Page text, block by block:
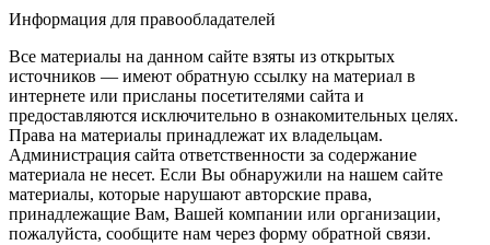
Информация для правообладателей
Все материалы на данном сайте взяты из открытых
источников — имеют обратную ссылку на материал в
интернете или присланы посетителями сайта и
предоставляются исключительно в ознакомительных целях.
Права на материалы принадлежат их владельцам.
Администрация сайта ответственности за содержание
материала не несет. Если Вы обнаружили на нашем сайте
материалы, которые нарушают авторские права,
принадлежащие Вам, Вашей компании или организации,
пожалуйста, сообщите нам через форму обратной связи.